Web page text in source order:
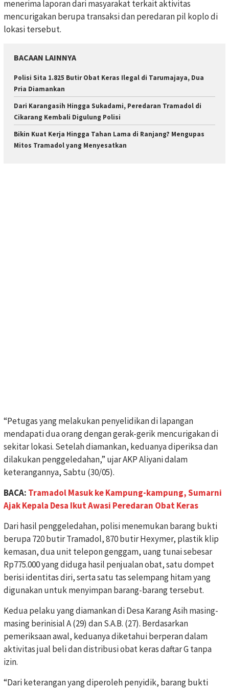
menerima laporan dari masyarakat terkait aktivitas
mencurigakan berupa transaksi dan peredaran pil koplo di
lokasi tersebut.
BACAAN LAINNYA
Polisi Sita 1.825 Butir Obat Keras Ilegal di Tarumajaya, Dua
Pria Diamankan
Dari Karangasih Hingga Sukadami, Peredaran Tramadol di
Cikarang Kembali Digulung Polisi
Bikin Kuat Kerja Hingga Tahan Lama di Ranjang? Mengupas
Mitos Tramadol yang Menyesatkan
“Petugas yang melakukan penyelidikan di lapangan
mendapati dua orang dengan gerak-gerik mencurigakan di
sekitar lokasi. Setelah diamankan, keduanya diperiksa dan
dilakukan penggeledahan,” ujar AKP Aliyani dalam
keterangannya, Sabtu (30/05).
BACA: Tramadol Masuk ke Kampung-kampung, Sumarni
Ajak Kepala Desa Ikut Awasi Peredaran Obat Keras
Dari hasil penggeledahan, polisi menemukan barang bukti
berupa 720 butir Tramadol, 870 butir Hexymer, plastik klip
kemasan, dua unit telepon genggam, uang tunai sebesar
Rp775.000 yang diduga hasil penjualan obat, satu dompet
berisi identitas diri, serta satu tas selempang hitam yang
digunakan untuk menyimpan barang-barang tersebut.
Kedua pelaku yang diamankan di Desa Karang Asih masing-
masing berinisial A (29) dan S.A.B. (27). Berdasarkan
pemeriksaan awal, keduanya diketahui berperan dalam
aktivitas jual beli dan distribusi obat keras daftar G tanpa
izin.
“Dari keterangan yang diperoleh penyidik, barang bukti